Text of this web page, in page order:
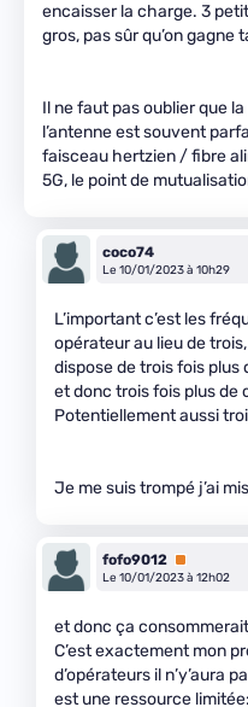
encaisser la charge. 3
gros, pas sûr qu’on gagne
Il ne faut pas oublier que
l’antenne est souvent
faisceau hertzien / fibre
5G, le point de
coco74
Le 10/01/2023 à 10h29
L’important c’est les
opérateur au lieu de
dispose de trois fois
et donc trois fois plus de
Potentiellement aussi
Je me suis trompé j’ai
fofo9012 Premium
Le 10/01/2023 à 12h02
et donc ça
C’est exactement mon
d’opérateurs il n’y’aura
est une ressource